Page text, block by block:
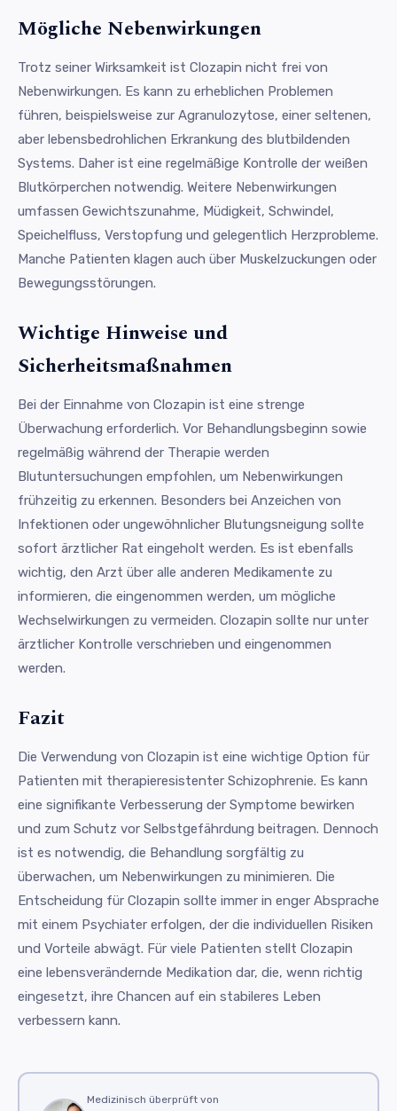
Mögliche Nebenwirkungen
Trotz seiner Wirksamkeit ist Clozapin nicht frei von
Nebenwirkungen. Es kann zu erheblichen Problemen
führen, beispielsweise zur Agranulozytose, einer seltenen,
aber lebensbedrohlichen Erkrankung des blutbildenden
Systems. Daher ist eine regelmäßige Kontrolle der weißen
Blutkörperchen notwendig. Weitere Nebenwirkungen
umfassen Gewichtszunahme, Müdigkeit, Schwindel,
Speichelfluss, Verstopfung und gelegentlich Herzprobleme.
Manche Patienten klagen auch über Muskelzuckungen oder
Bewegungsstörungen.
Wichtige Hinweise und
Sicherheitsmaßnahmen
Bei der Einnahme von Clozapin ist eine strenge
Überwachung erforderlich. Vor Behandlungsbeginn sowie
regelmäßig während der Therapie werden
Blutuntersuchungen empfohlen, um Nebenwirkungen
frühzeitig zu erkennen. Besonders bei Anzeichen von
Infektionen oder ungewöhnlicher Blutungsneigung sollte
sofort ärztlicher Rat eingeholt werden. Es ist ebenfalls
wichtig, den Arzt über alle anderen Medikamente zu
informieren, die eingenommen werden, um mögliche
Wechselwirkungen zu vermeiden. Clozapin sollte nur unter
ärztlicher Kontrolle verschrieben und eingenommen
werden.
Fazit
Die Verwendung von Clozapin ist eine wichtige Option für
Patienten mit therapieresistenter Schizophrenie. Es kann
eine signifikante Verbesserung der Symptome bewirken
und zum Schutz vor Selbstgefährdung beitragen. Dennoch
ist es notwendig, die Behandlung sorgfältig zu
überwachen, um Nebenwirkungen zu minimieren. Die
Entscheidung für Clozapin sollte immer in enger Absprache
mit einem Psychiater erfolgen, der die individuellen Risiken
und Vorteile abwägt. Für viele Patienten stellt Clozapin
eine lebensverändernde Medikation dar, die, wenn richtig
eingesetzt, ihre Chancen auf ein stabileres Leben
verbessern kann.
Medizinisch überprüft von